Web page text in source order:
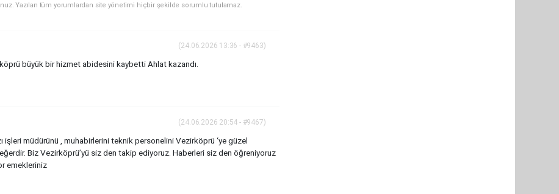
Yazılan tüm yorumlardan site yönetimi hiçbir şekilde sorumlu tutulamaz.
(24.06.2026 13:36 - #9463)
büyük bir hizmet abidesini kaybetti Ahlat kazandı.
(24.06.2026 20:54 - #9467)
işleri müdürünü , muhabirlerini teknik personelini Vezirköprü ‘ye güzel
Biz Vezirköprü’yü siz den takip ediyoruz. Haberleri siz den öğreniyoruz
emekleriniz